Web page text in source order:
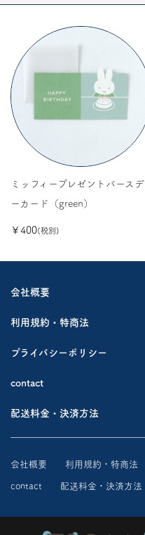
ミッフィープレゼントバースデ
ーカード（green）
￥400(税別)
会社概要
利用規約・特商法
プライバシーポリシー
contact
配送料金・決済方法
会社概要 利用規約・特商法
contact 配送料金・決済方法